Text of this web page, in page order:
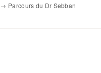
→ Parcours du Dr Sebban